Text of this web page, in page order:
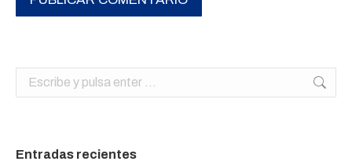
Buscar:
Entradas recientes